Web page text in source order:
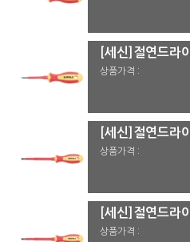
상품가격 :
상품가격 :
상품가격 :